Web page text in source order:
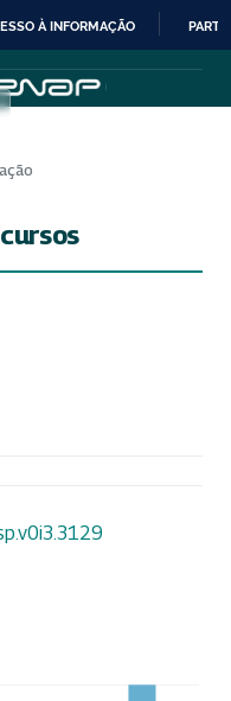
À INFORMAÇÃO